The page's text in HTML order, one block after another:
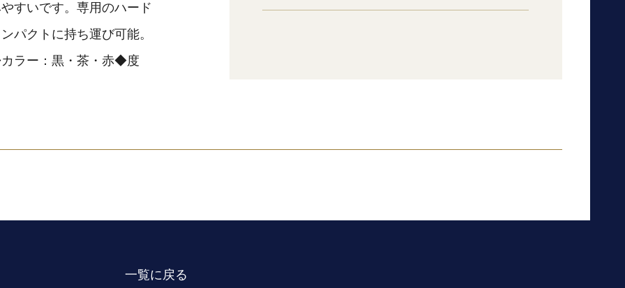
すいです。専用のハード
パクトに持ち運び可能。
ラー：黒・茶・赤◆度
一覧に戻る